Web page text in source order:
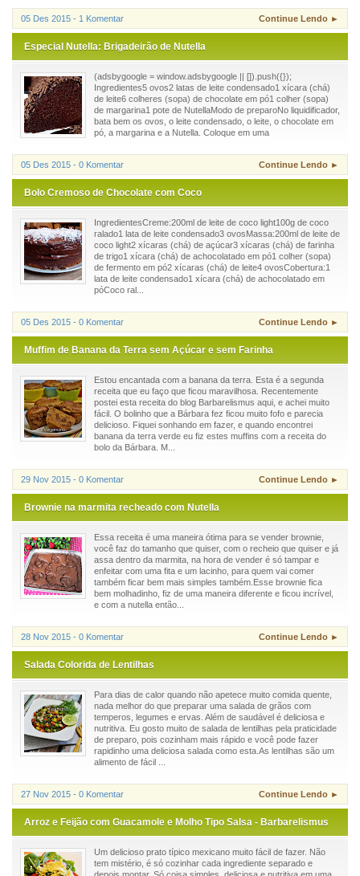
05 Des 2015 - 1 Komentar Continue Lendo ►
Especial Nutella: Brigadeirão de Nutella
(adsbygoogle = window.adsbygoogle || []).push({});
Ingredientes5 ovos2 latas de leite condensado1 xícara (chá)
de leite6 colheres (sopa) de chocolate em pó1 colher (sopa)
de margarina1 pote de NutellaModo de preparoNo liquidificador,
bata bem os ovos, o leite condensado, o leite, o chocolate em
pó, a margarina e a Nutella. Coloque em uma
05 Des 2015 - 0 Komentar Continue Lendo ►
Bolo Cremoso de Chocolate com Coco
IngredientesCreme:200ml de leite de coco light100g de coco
ralado1 lata de leite condensado3 ovosMassa:200ml de leite de
coco light2 xícaras (chá) de açúcar3 xícaras (chá) de farinha
de trigo1 xícara (chá) de achocolatado em pó1 colher (sopa)
de fermento em pó2 xícaras (chá) de leite4 ovosCobertura:1
lata de leite condensado1 xícara (chá) de achocolatado em
póCoco ral...
05 Des 2015 - 0 Komentar Continue Lendo ►
Muffim de Banana da Terra sem Açúcar e sem Farinha
Estou encantada com a banana da terra. Esta é a segunda
receita que eu faço que ficou maravilhosa. Recentemente
postei esta receita do blog Barbarelismus aqui, e achei muito
fácil. O bolinho que a Bárbara fez ficou muito fofo e parecia
delicioso. Fiquei sonhando em fazer, e quando encontrei
banana da terra verde eu fiz estes muffins com a receita do
bolo da Bárbara. M...
29 Nov 2015 - 0 Komentar Continue Lendo ►
Brownie na marmita recheado com Nutella
Essa receita é uma maneira ótima para se vender brownie,
você faz do tamanho que quiser, com o recheio que quiser e já
assa dentro da marmita, na hora de vender é só tampar e
enfeitar com uma fita e um lacinho, para quem vai comer
também ficar bem mais simples também.Esse brownie fica
bem molhadinho, fiz de uma maneira diferente e ficou incrível,
e com a nutella então...
28 Nov 2015 - 0 Komentar Continue Lendo ►
Salada Colorida de Lentilhas
Para dias de calor quando não apetece muito comida quente,
nada melhor do que preparar uma salada de grãos com
temperos, legumes e ervas. Além de saudável é deliciosa e
nutritiva. Eu gosto muito de salada de lentilhas pela praticidade
de preparo, pois cozinham mais rápido e você pode fazer
rapidinho uma deliciosa salada como esta.As lentilhas são um
alimento de fácil ...
27 Nov 2015 - 0 Komentar Continue Lendo ►
Arroz e Feijão com Guacamole e Molho Tipo Salsa - Barbarelismus
Um delicioso prato típico mexicano muito fácil de fazer. Não
tem mistério, é só cozinhar cada ingrediente separado e